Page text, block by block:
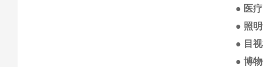
● 医
● 照
● 目
● 博